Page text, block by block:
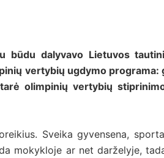
būdu dalyvavo Lietuvos
vertybių ugdymo programa:
olimpinių vertybių
Sveika gyvensena,
mokykloje ar net darželyje,